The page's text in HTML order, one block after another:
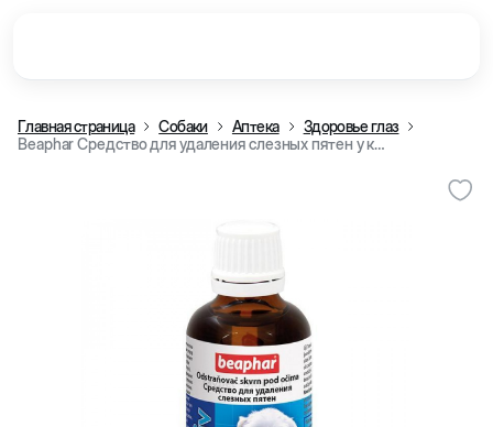
Главная страница Собаки Аптека
Здоровье глаз
Beaphar Средство для удаления слезных пятен у кошек и собак, 50 мл